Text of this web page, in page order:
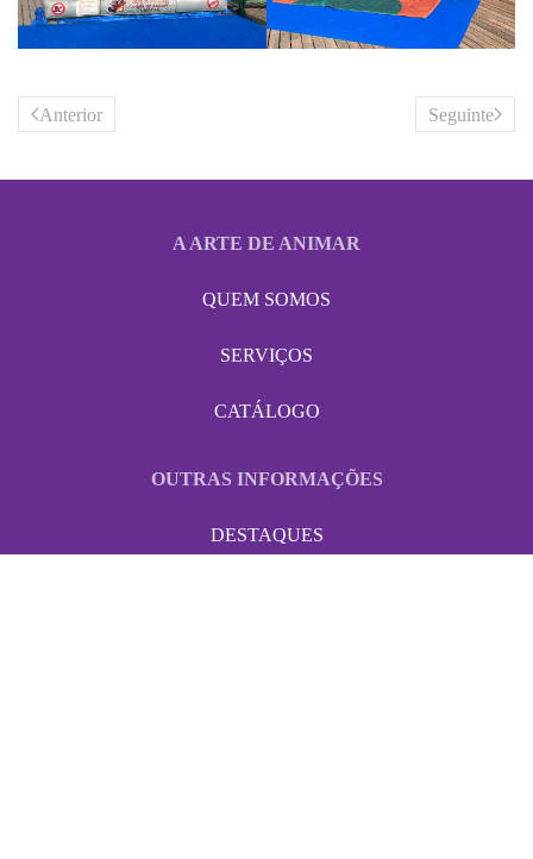
Anterior Seguinte
A ARTE DE ANIMAR
QUEM SOMOS
SERVIÇOS
CATÁLOGO
OUTRAS INFORMAÇÕES
DESTAQUES